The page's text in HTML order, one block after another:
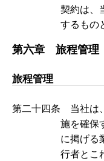
契約は、
するもの
第六章 旅程管理
旅程管理
第二十四条 当社は
施を確保
に掲げる
行者とこ